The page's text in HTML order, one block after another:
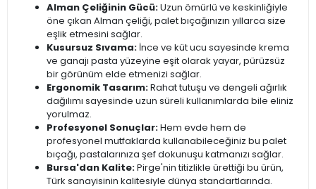
Alman Çeliğinin Gücü:Uzun ömürlü ve keskinliğiyle
öne çıkan Alman çeliği, palet bıçağınızın yıllarca size
eşlik etmesini sağlar.
Kusursuz Sıvama: İnce ve küt ucu sayesinde krema
ve ganajı pasta yüzeyine eşit olarak yayar, pürüzsüz
bir görünüm elde etmenizi sağlar.
Ergonomik Tasarım:Rahat tutuşu ve dengeli ağırlık
dağılımı sayesinde uzun süreli kullanımlarda bile eliniz
yorulmaz.
Profesyonel Sonuçlar:Hem evde hem de
profesyonel mutfaklarda kullanabileceğiniz bu palet
bıçağı, pastalarınıza şef dokunuşu katmanızı sağlar.
Bursa'dan Kalite:Pirge'nin titizlikle ürettiği bu ürün,
Türk sanayisinin kalitesiyle dünya standartlarında.